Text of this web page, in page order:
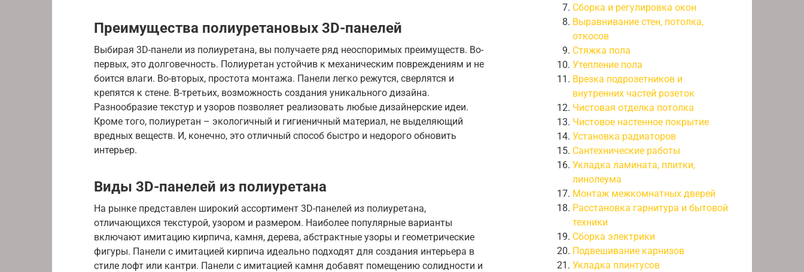
Преимущества полиуретановых 3D-панелей
Выбирая 3D-панели из полиуретана, вы получаете ряд неоспоримых преимуществ. Во-
первых, это долговечность. Полиуретан устойчив к механическим повреждениям и не
боится влаги. Во-вторых, простота монтажа. Панели легко режутся, сверлятся и
крепятся к стене. В-третьих, возможность создания уникального дизайна.
Разнообразие текстур и узоров позволяет реализовать любые дизайнерские идеи.
Кроме того, полиуретан – экологичный и гигиеничный материал, не выделяющий
вредных веществ. И, конечно, это отличный способ быстро и недорого обновить
интерьер.
Виды 3D-панелей из полиуретана
На рынке представлен широкий ассортимент 3D-панелей из полиуретана,
отличающихся текстурой, узором и размером. Наиболее популярные варианты
включают имитацию кирпича, камня, дерева, абстрактные узоры и геометрические
фигуры. Панели с имитацией кирпича идеально подходят для создания интерьера в
стиле лофт или кантри. Панели с имитацией камня добавят помещению солидности и
Сборка и регулировка окон
Выравнивание стен, потолка,
откосов
Стяжка пола
Утепление пола
Врезка подрозетников и
внутренних частей розеток
Чистовая отделка потолка
Чистовое настенное покрытие
Установка радиаторов
Сантехнические работы
Укладка ламината, плитки,
линолеума
Монтаж межкомнатных дверей
Расстановка гарнитура и бытовой
техники
Сборка электрики
Подвешивание карнизов
Укладка плинтусов